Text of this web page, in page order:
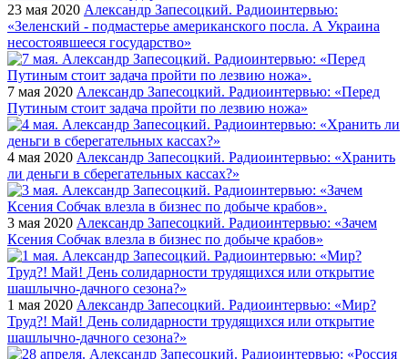
23 мая 2020 Александр Запесоцкий. Радиоинтервью:
«Зеленский - подмастерье американского посла. А Украина
несостоявшееся государство»
7 мая 2020 Александр Запесоцкий. Радиоинтервью: «Перед
Путиным стоит задача пройти по лезвию ножа»
4 мая 2020 Александр Запесоцкий. Радиоинтервью: «Хранить
ли деньги в сберегательных кассах?»
3 мая 2020 Александр Запесоцкий. Радиоинтервью: «Зачем
Ксения Собчак влезла в бизнес по добыче крабов»
1 мая 2020 Александр Запесоцкий. Радиоинтервью: «Мир?
Труд?! Май! День солидарности трудящихся или открытие
шашлычно-дачного сезона?»